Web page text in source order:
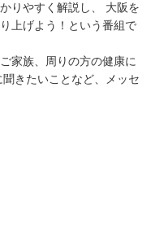
りやすく解説し、 大阪を
上げよう！という番組で
家族、周りの方の健康に
きたいことなど、メッセ